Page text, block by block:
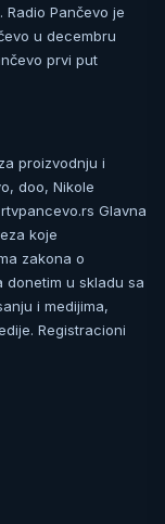
Pančevo je
u decembru
prvi put
proizvodnju i
doo, Nikole
Glavna
koje
zakona o
donetim u skladu sa
i medijima,
Registracioni